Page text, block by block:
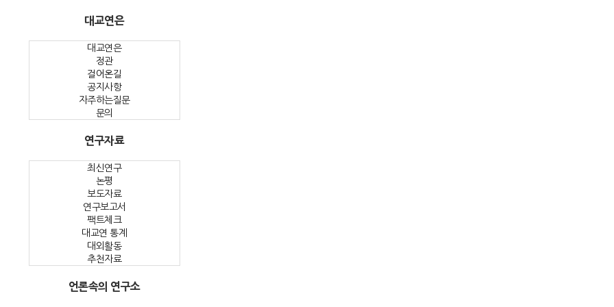
대교연은
대교연은
정관
걸어온길
공지사항
자주하는질문
문의
연구자료
최신연구
논평
보도자료
연구보고서
팩트체크
대교연 통계
대외활동
추천자료
언론속의 연구소